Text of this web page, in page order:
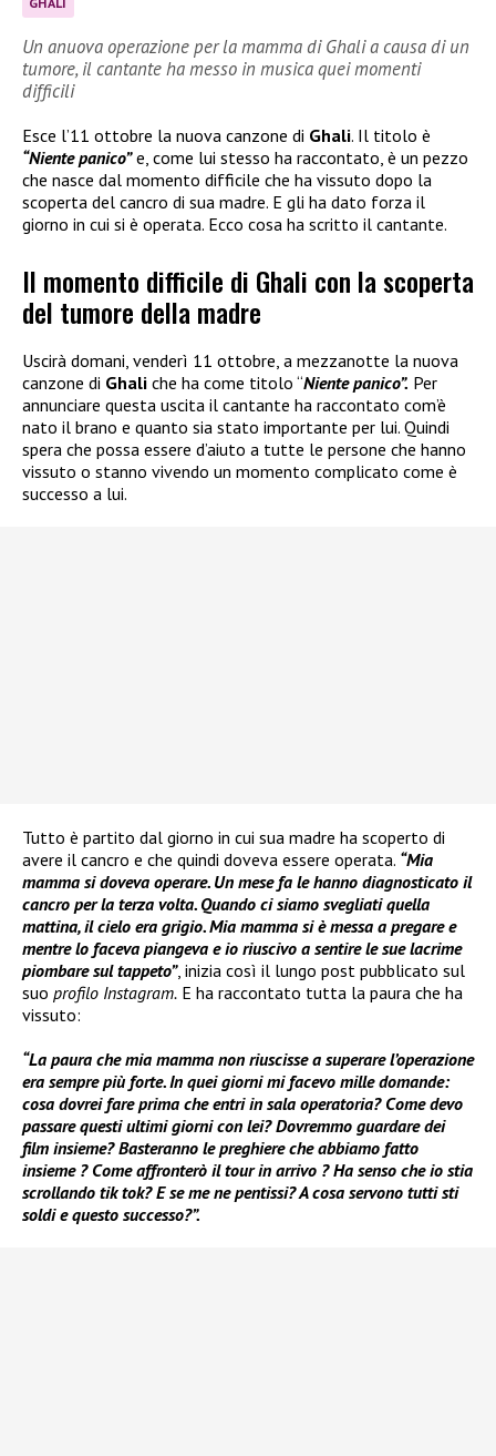
Un anuova operazione per la mamma di Ghali a causa di un
tumore, il cantante ha messo in musica quei momenti
difficili
Esce l’11 ottobre la nuova canzone di Ghali. Il titolo è
“Niente panico”e, come lui stesso ha raccontato, è un pezzo
che nasce dal momento difficile che ha vissuto dopo la
scoperta del cancro di sua madre. E gli ha dato forza il
giorno in cui si è operata. Ecco cosa ha scritto il cantante.
Il momento difficile di Ghali con la scoperta
del tumore della madre
Uscirà domani, venderì 11 ottobre, a mezzanotte la nuova
canzone di Ghali che ha come titolo “Niente panico”. Per
annunciare questa uscita il cantante ha raccontato com’è
nato il brano e quanto sia stato importante per lui. Quindi
spera che possa essere d’aiuto a tutte le persone che hanno
vissuto o stanno vivendo un momento complicato come è
successo a lui.
Tutto è partito dal giorno in cui sua madre ha scoperto di
avere il cancro e che quindi doveva essere operata. “Mia
mamma si doveva operare. Un mese fa le hanno diagnosticato il
cancro per la terza volta. Quando ci siamo svegliati quella
mattina, il cielo era grigio. Mia mamma si è messa a pregare e
mentre lo faceva piangeva e io riuscivo a sentire le sue lacrime
piombare sul tappeto”, inizia così il lungo post pubblicato sul
suo profilo Instagram. E ha raccontato tutta la paura che ha
vissuto:
“La paura che mia mamma non riuscisse a superare l’operazione
era sempre più forte. In quei giorni mi facevo mille domande:
cosa dovrei fare prima che entri in sala operatoria? Come devo
passare questi ultimi giorni con lei? Dovremmo guardare dei
film insieme? Basteranno le preghiere che abbiamo fatto
insieme ? Come affronterò il tour in arrivo ? Ha senso che io stia
scrollando tik tok? E se me ne pentissi? A cosa servono tutti sti
soldi e questo successo?”.